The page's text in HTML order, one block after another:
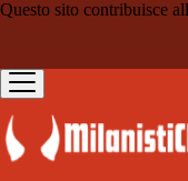
Questo sito contribuisce